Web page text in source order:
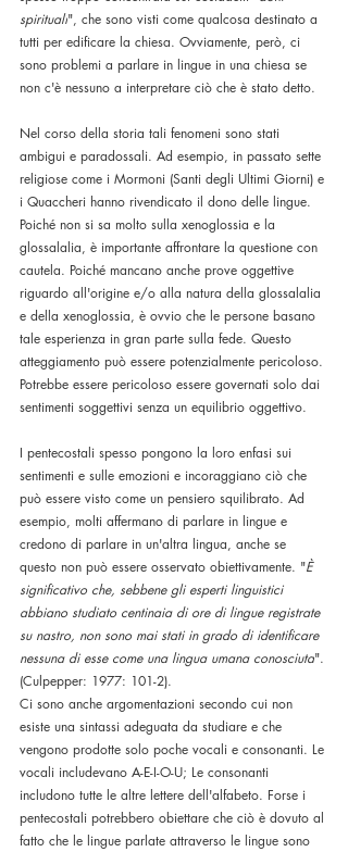
spirituali", che sono visti come qualcosa destinato a
tutti per edificare la chiesa. Ovviamente, però, ci
sono problemi a parlare in lingue in una chiesa se
non c'è nessuno a interpretare ciò che è stato detto.
Nel corso della storia tali fenomeni sono stati
ambigui e paradossali. Ad esempio, in passato sette
religiose come i Mormoni (Santi degli Ultimi Giorni) e
i Quaccheri hanno rivendicato il dono delle lingue.
Poiché non si sa molto sulla xenoglossia e la
glossalalia, è importante affrontare la questione con
cautela. Poiché mancano anche prove oggettive
riguardo all'origine e/o alla natura della glossalalia
e della xenoglossia, è ovvio che le persone basano
tale esperienza in gran parte sulla fede. Questo
atteggiamento può essere potenzialmente pericoloso.
Potrebbe essere pericoloso essere governati solo dai
sentimenti soggettivi senza un equilibrio oggettivo.
I pentecostali spesso pongono la loro enfasi sui
sentimenti e sulle emozioni e incoraggiano ciò che
può essere visto come un pensiero squilibrato. Ad
esempio, molti affermano di parlare in lingue e
credono di parlare in un'altra lingua, anche se
questo non può essere osservato obiettivamente. "È
significativo che, sebbene gli esperti linguistici
abbiano studiato centinaia di ore di lingue registrate
su nastro, non sono mai stati in grado di identificare
nessuna di esse come una lingua umana conosciuta".
(Culpepper: 1977: 101-2).
Ci sono anche argomentazioni secondo cui non
esiste una sintassi adeguata da studiare e che
vengono prodotte solo poche vocali e consonanti. Le
vocali includevano A-E-I-O-U; Le consonanti
includono tutte le altre lettere dell'alfabeto. Forse i
pentecostali potrebbero obiettare che ciò è dovuto al
fatto che le lingue parlate attraverso le lingue sono